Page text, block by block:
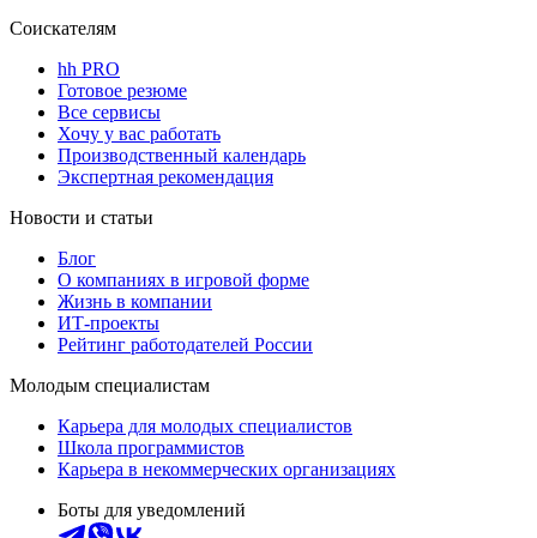
Соискателям
hh PRO
Готовое резюме
Все сервисы
Хочу у вас работать
Производственный календарь
Экспертная рекомендация
Новости и статьи
Блог
О компаниях в игровой форме
Жизнь в компании
ИТ-проекты
Рейтинг работодателей России
Молодым специалистам
Карьера для молодых специалистов
Школа программистов
Карьера в некоммерческих организациях
Боты для уведомлений